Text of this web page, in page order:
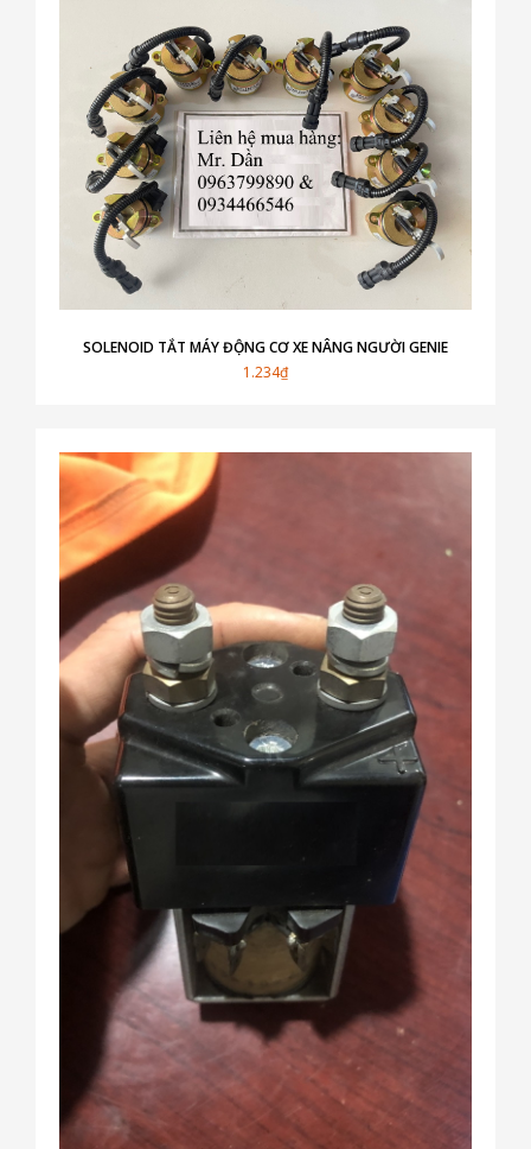
SOLENOID TẮT MÁY ĐỘNG CƠ XE NÂNG NGƯỜI GENIE
1.234₫